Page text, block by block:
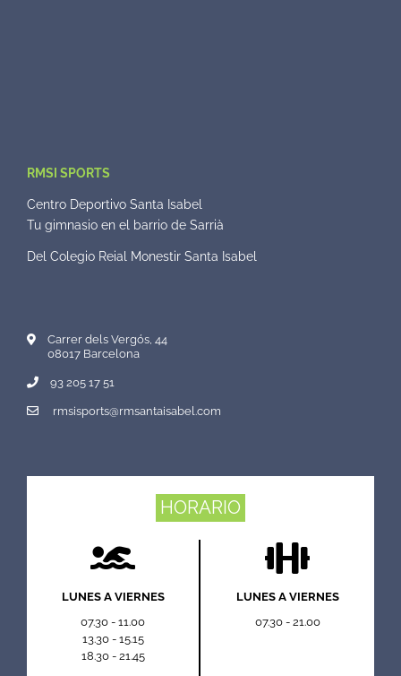
RMSI SPORTS
Centro Deportivo Santa Isabel
Tu gimnasio en el barrio de Sarrià
Del Colegio Reial Monestir Santa Isabel
Carrer dels Vergós, 44
08017 Barcelona
93 205 17 51
rmsisports@rmsantaisabel.com
HORARIO
LUNES A VIERNES
07.30 - 11.00
13.30 - 15.15
18.30 - 21.45
LUNES A VIERNES
07.30 - 21.00